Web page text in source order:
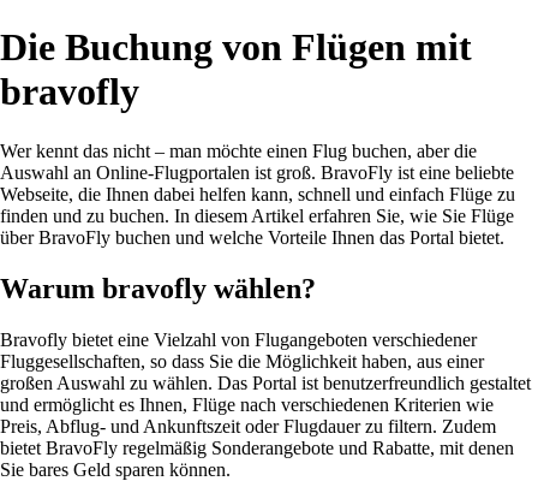
Die Buchung von Flügen mit
bravofly
Wer kennt das nicht – man möchte einen Flug buchen, aber die
Auswahl an Online-Flugportalen ist groß. BravoFly ist eine beliebte
Webseite, die Ihnen dabei helfen kann, schnell und einfach Flüge zu
finden und zu buchen. In diesem Artikel erfahren Sie, wie Sie Flüge
über BravoFly buchen und welche Vorteile Ihnen das Portal bietet.
Warum bravofly wählen?
Bravofly bietet eine Vielzahl von Flugangeboten verschiedener
Fluggesellschaften, so dass Sie die Möglichkeit haben, aus einer
großen Auswahl zu wählen. Das Portal ist benutzerfreundlich gestaltet
und ermöglicht es Ihnen, Flüge nach verschiedenen Kriterien wie
Preis, Abflug- und Ankunftszeit oder Flugdauer zu filtern. Zudem
bietet BravoFly regelmäßig Sonderangebote und Rabatte, mit denen
Sie bares Geld sparen können.